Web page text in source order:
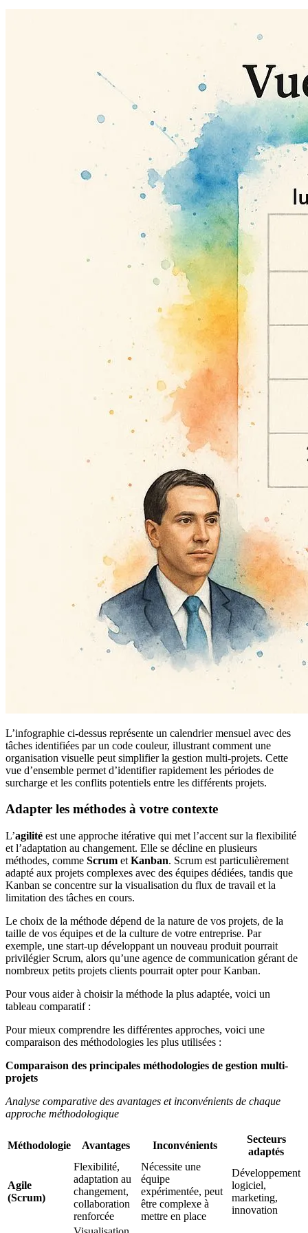
L’infographie ci-dessus représente un calendrier mensuel avec des
tâches identifiées par un code couleur, illustrant comment une
organisation visuelle peut simplifier la gestion multi-projets. Cette
vue d’ensemble permet d’identifier rapidement les périodes de
surcharge et les conflits potentiels entre les différents projets.
Adapter les méthodes à votre contexte
L’agilité est une approche itérative qui met l’accent sur la flexibilité
et l’adaptation au changement. Elle se décline en plusieurs
méthodes, comme Scrum et Kanban. Scrum est particulièrement
adapté aux projets complexes avec des équipes dédiées, tandis que
Kanban se concentre sur la visualisation du flux de travail et la
limitation des tâches en cours.
Le choix de la méthode dépend de la nature de vos projets, de la
taille de vos équipes et de la culture de votre entreprise. Par
exemple, une start-up développant un nouveau produit pourrait
privilégier Scrum, alors qu’une agence de communication gérant de
nombreux petits projets clients pourrait opter pour Kanban.
Pour vous aider à choisir la méthode la plus adaptée, voici un
tableau comparatif :
Pour mieux comprendre les différentes approches, voici une
comparaison des méthodologies les plus utilisées :
Comparaison des principales méthodologies de gestion multi-
projets
Analyse comparative des avantages et inconvénients de chaque
approche méthodologique
Méthodologie Avantages Inconvénients
Secteurs
adaptés
Agile
(Scrum)
Flexibilité,
adaptation au
changement,
collaboration
renforcée
Nécessite une
équipe
expérimentée, peut
être complexe à
mettre en place
Développement
logiciel,
marketing,
innovation